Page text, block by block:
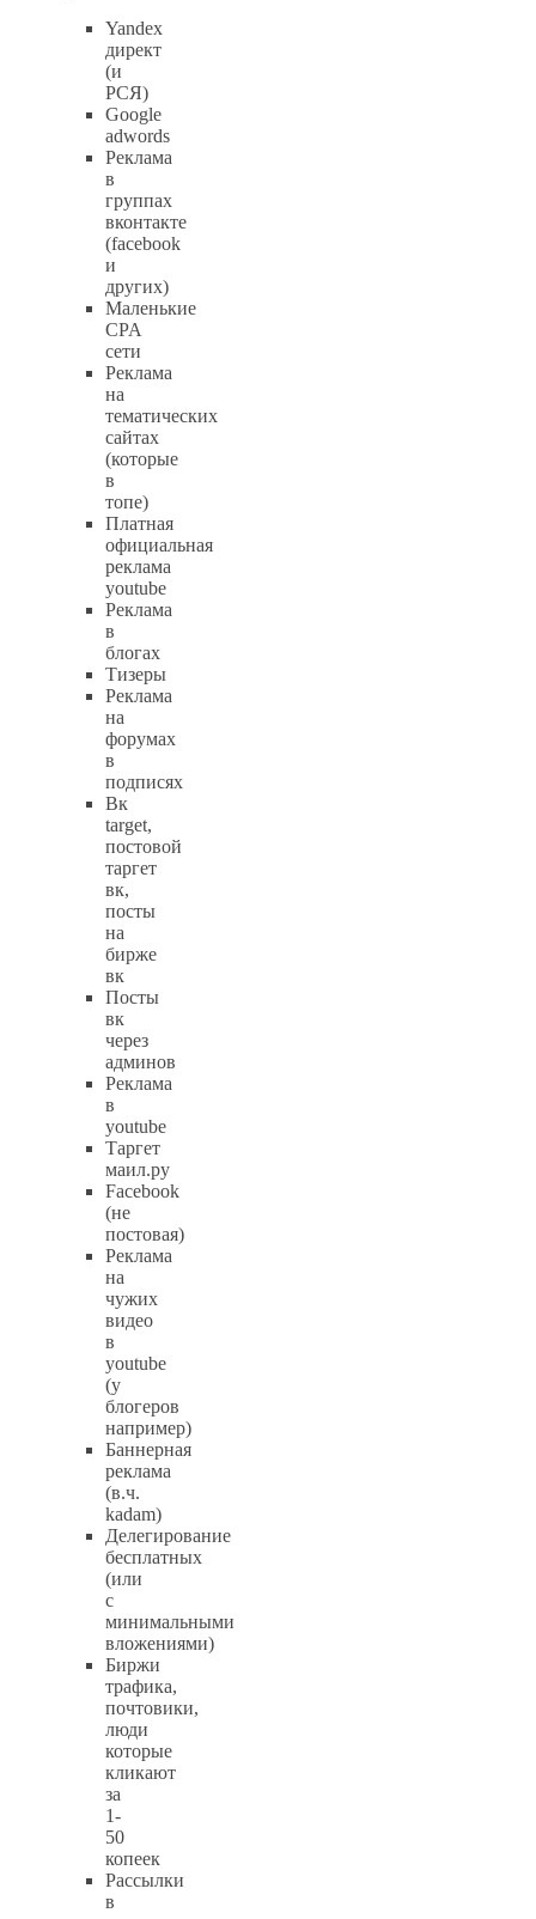
Yandex
директ
(и
РСЯ)
Google
adwords
Реклама
в
группах
вконтакте
(facebook
и
других)
Маленькие
CPA
сети
Реклама
на
тематических
сайтах
(которые
в
топе)
Платная
официальная
реклама
youtube
Реклама
в
блогах
Тизеры
Реклама
на
форумах
в
подписях
Вк
target,
постовой
таргет
вк,
посты
на
бирже
вк
Посты
вк
через
админов
Реклама
в
youtube
Таргет
маил.ру
Facebook
(не
постовая)
Реклама
на
чужих
видео
в
youtube
(у
блогеров
например)
Баннерная
реклама
(в.ч.
kadam)
Делегирование
бесплатных
(или
с
минимальными
вложениями)
Биржи
трафика,
почтовики,
люди
которые
кликают
за
1-
50
копеек
Рассылки
в